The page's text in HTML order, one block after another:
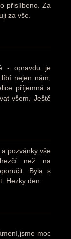
přislíbeno. Za
za vše.
- opravdu je
nejen nám,
příjemná a
všem. Ještě
pozvánky vše
než na
Byla s
Hezky den
moc